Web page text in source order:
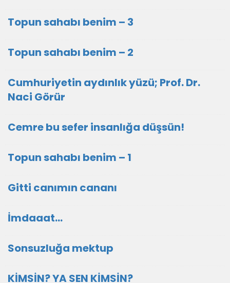
Topun sahabı benim – 3
Topun sahabı benim – 2
Cumhuriyetin aydınlık yüzü; Prof. Dr.
Naci Görür
Cemre bu sefer insanlığa düşsün!
Topun sahabı benim – 1
Gitti canımın cananı
İmdaaat…
Sonsuzluğa mektup
KİMSİN? YA SEN KİMSİN?